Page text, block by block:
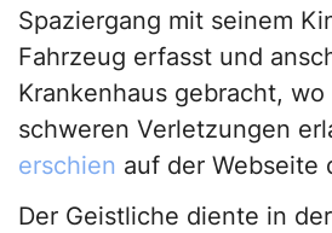
Spaziergang mit seinem
Fahrzeug erfasst und
Krankenhaus gebracht,
schweren Verletzungen
erschien auf der Webseite
Der Geistliche diente in